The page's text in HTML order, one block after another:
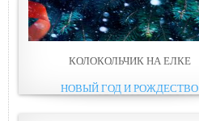
КОЛОКОЛЬЧИК НА ЕЛКЕ
НОВЫЙ ГОД И РОЖДЕСТВО